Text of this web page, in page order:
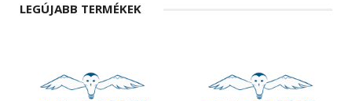
LEGÚJABB TERMÉKEK